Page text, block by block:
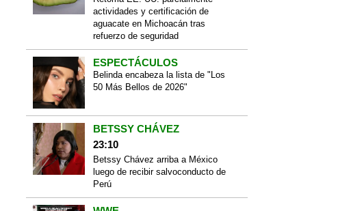
actividades y certificación de
aguacate en Michoacán tras
refuerzo de seguridad
ESPECTÁCULOS
Belinda encabeza la lista de "Los
50 Más Bellos de 2026"
BETSSY CHÁVEZ
23:10
Betssy Chávez arriba a México
luego de recibir salvoconducto de
Perú